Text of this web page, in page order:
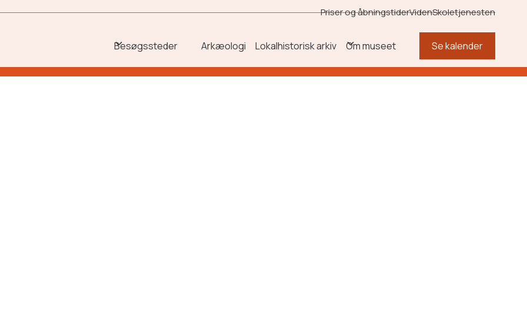
Priser og åbningstiderVidenSkoletjenesten
Besøgssteder Arkæologi Lokalhistorisk arkiv Om museet Se kalender